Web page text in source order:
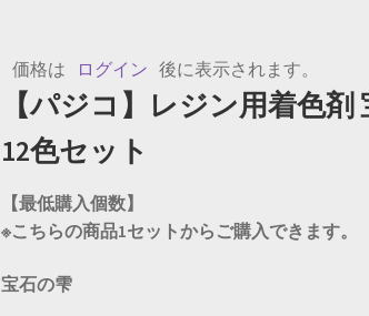
価格は ログイン 後に表示されます。
【パジコ】レジン用着色剤
12色セット
【最低購入個数】
※こちらの商品1セットからご購入できます。
宝石の雫